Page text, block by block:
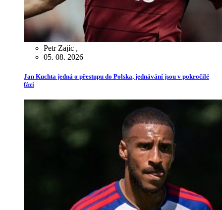
Petr Zajíc ,
05. 08. 2026
Jan Kuchta jedná o přestupu do Polska, jednávání jsou v pokročilé
fázi